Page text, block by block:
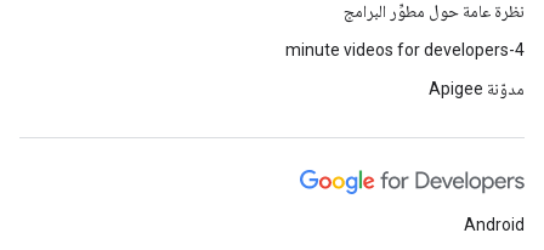
نظرة عامة حول مطوِّر البرامج
4-minute videos for developers
مدوّنة Apigee
Android